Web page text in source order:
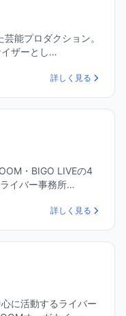
能プロダクション。
イザーとし…
詳しく見る
・BIGO LIVEの4
イバー事務所…
詳しく見る
に活動するライバー